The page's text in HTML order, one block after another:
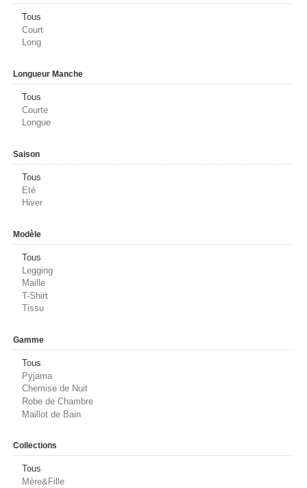
Tous
Court
Long
Longueur Manche
Tous
Courte
Longue
Saison
Tous
Eté
Hiver
Modèle
Tous
Legging
Maille
T-Shirt
Tissu
Gamme
Tous
Pyjama
Chemise de Nuit
Robe de Chambre
Maillot de Bain
Collections
Tous
Mère&Fille